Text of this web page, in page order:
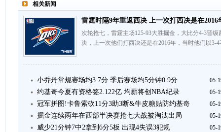
相关新闻
雷霆时隔9年重返西决 上一次打西决是在2016
次轮抢七，雷霆主场125-93大胜掘金，大比分4-3晋
决，上一次他们打西决还是在2016年，当时他们以
小乔丹常规赛场均3.7分 季后赛场均5分钟0.9分 05-
约基奇今夏有资格签2.122亿 均薪将创NBA纪录 05-
冠军拼图!卡鲁索砍11分3助3断&牛皮糖贴防约基奇 05-
掘金连续两年在西部半决赛抢七大战被淘汰出局 05-
威少21分钟7中2拿到6分5板 出现4失误3犯规 05-